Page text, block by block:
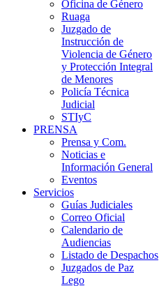
Oficina de Género
Ruaga
Juzgado de
Instrucción de
Violencia de Género
y Protección Integral
de Menores
Policía Técnica
Judicial
STIyC
PRENSA
Prensa y Com.
Noticias e
Información General
Eventos
Servicios
Guías Judiciales
Correo Oficial
Calendario de
Audiencias
Listado de Despachos
Juzgados de Paz
Lego